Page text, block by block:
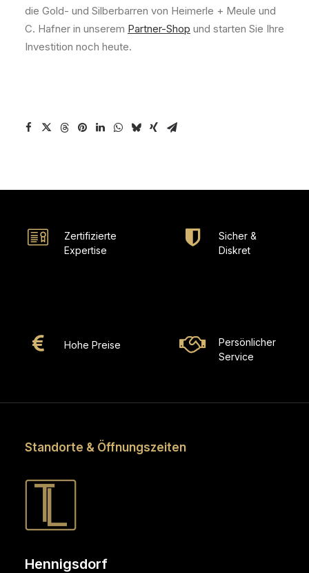
die Gold- und Silberbarren von Heimerle + Meule und
C. Hafner in unserem Partner-Shop und starten Sie Ihre
Investition noch heute.
Zertifizierte
Expertise
Sicher &
Diskret
Hohe Preise
Persönlicher
Service
Standorte & Öffnungszeiten
Hennigsdorf